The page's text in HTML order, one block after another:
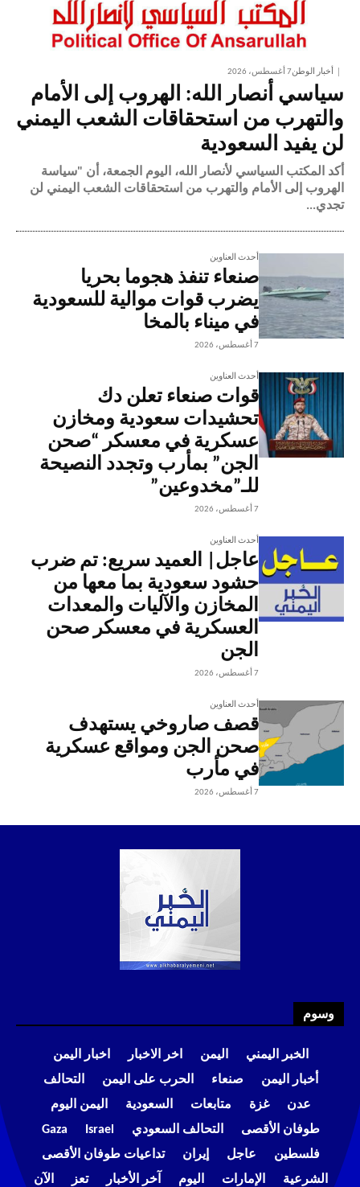
أخبار الوطن7 أغسطس، 2026
سياسي أنصار الله: الهروب إلى الأمام
والتهرب من استحقاقات الشعب اليمني
لن يفيد السعودية
أكد المكتب السياسي لأنصار الله، اليوم الجمعة، أن "سياسة
الهروب إلى الأمام والتهرب من استحقاقات الشعب اليمني لن
تجدي...
أحدث العناوين
صنعاء تنفذ هجوما بحريا
يضرب قوات موالية للسعودية
في ميناء بالمخا
7 أغسطس، 2026
أحدث العناوين
قوات صنعاء تعلن دك
تحشيدات سعودية ومخازن
عسكرية في معسكر “صحن
الجن” بمأرب وتجدد النصيحة
للـ”مخدوعين”
7 أغسطس، 2026
أحدث العناوين
عاجل| العميد سريع: تم ضرب
حشود سعودية بما معها من
المخازن والآليات والمعدات
العسكرية في معسكر صحن
الجن
7 أغسطس، 2026
أحدث العناوين
قصف صاروخي يستهدف
صحن الجن ومواقع عسكرية
في مأرب
7 أغسطس، 2026
وسوم
الخبر اليمني اليمن اخر الاخبار
اخبار اليمن
أخبار اليمن
صنعاء الحرب على اليمن
التحالف
عدن
غزة متابعات السعودية
اليمن اليوم
طوفان الأقصى
التحالف السعودي Israel
Gaza
فلسطين
عاجل إيران
تداعيات طوفان الأقصى
الشرعية
الإمارات اليوم آخر الأخبار تعز الآن